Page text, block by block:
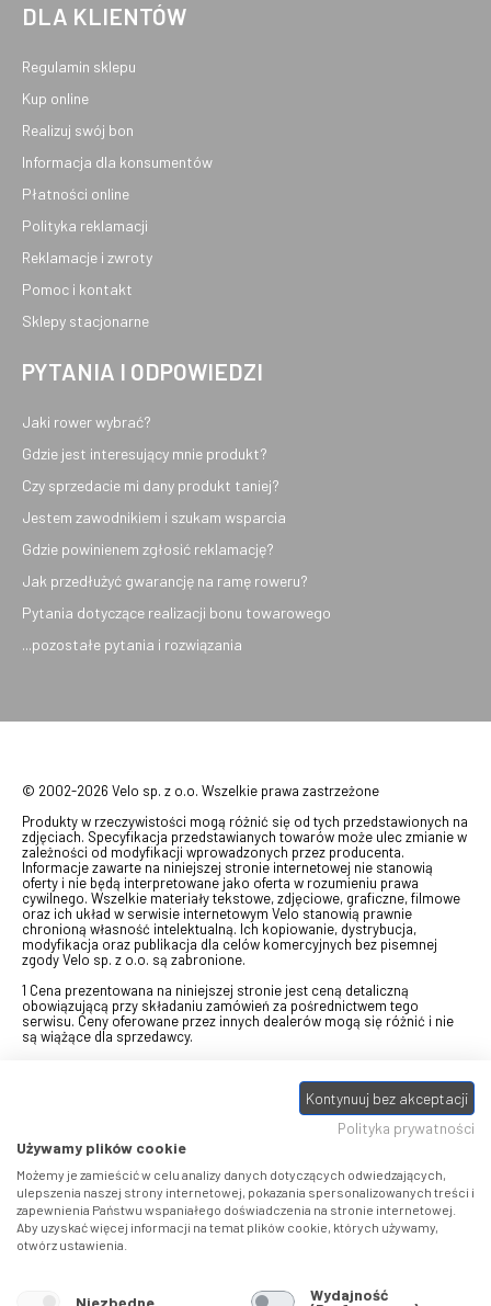
DLA KLIENTÓW
Regulamin sklepu
Kup online
Realizuj swój bon
Informacja dla konsumentów
Płatności online
Polityka reklamacji
Reklamacje i zwroty
Pomoc i kontakt
Sklepy stacjonarne
PYTANIA I ODPOWIEDZI
Jaki rower wybrać?
Gdzie jest interesujący mnie produkt?
Czy sprzedacie mi dany produkt taniej?
Jestem zawodnikiem i szukam wsparcia
Gdzie powinienem zgłosić reklamację?
Jak przedłużyć gwarancję na ramę roweru?
Pytania dotyczące realizacji bonu towarowego
...pozostałe pytania i rozwiązania
© 2002-2026 Velo sp. z o.o. Wszelkie prawa zastrzeżone
Produkty w rzeczywistości mogą różnić się od tych przedstawionych na
zdjęciach. Specyfikacja przedstawianych towarów może ulec zmianie w
zależności od modyfikacji wprowadzonych przez producenta.
Informacje zawarte na niniejszej stronie internetowej nie stanowią
oferty i nie będą interpretowane jako oferta w rozumieniu prawa
cywilnego. Wszelkie materiały tekstowe, zdjęciowe, graficzne, filmowe
oraz ich układ w serwisie internetowym Velo stanowią prawnie
chronioną własność intelektualną. Ich kopiowanie, dystrybucja,
modyfikacja oraz publikacja dla celów komercyjnych bez pisemnej
zgody Velo sp. z o.o. są zabronione.
1 Cena prezentowana na niniejszej stronie jest ceną detaliczną
obowiązującą przy składaniu zamówień za pośrednictwem tego
serwisu. Ceny oferowane przez innych dealerów mogą się różnić i nie
są wiążące dla sprzedawcy.
swój bon" na towary z oferty VELO, aktualnie dostępnej na stronie
, w ramach sprzedaży premiowej. Dowiedz się jak
stronie promocji. Prezentowana wartość
eBonu uwzględnia fakt wyrażenia - w procesie rejestracji w Panelu
klienta- zgody na otrzymywanie drogą mailową informacji handlowo-
marketingowe, np. newsletter rowerowy. W przypadku braku zgody
wartość eBonu zostanie obniżona o 10 zł.
Pamiętaj, że eBony za produkty SIDI dotyczą zakupów w sklepach
SIDI Center, produkty Castelli zakupów w placówkach tworzących
Castelli Center.
Kontynuuj bez akceptacji
Polityka prywatności
Używamy plików cookie
Możemy je zamieścić w celu analizy danych dotyczących odwiedzających,
ulepszenia naszej strony internetowej, pokazania spersonalizowanych treści i
zapewnienia Państwu wspaniałego doświadczenia na stronie internetowej.
Aby uzyskać więcej informacji na temat plików cookie, których używamy,
otwórz ustawienia.
Niezbędne Wydajność